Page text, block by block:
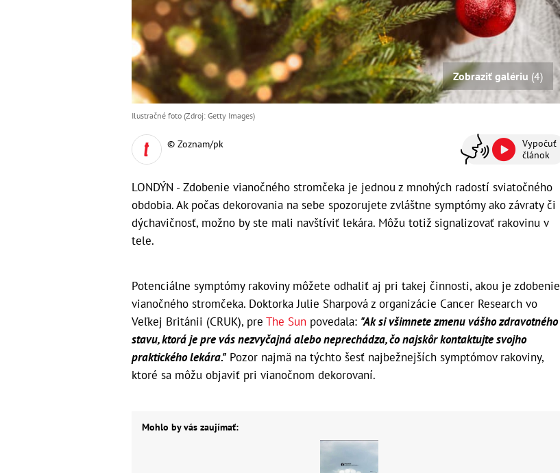
Zobraziť galériu (4)
Ilustračné foto (Zdroj: Getty Images)
© Zoznam/pk
Vypočuť
článok
LONDÝN - Zdobenie vianočného stromčeka je jednou z mnohých radostí sviatočného
obdobia. Ak počas dekorovania na sebe spozorujete zvláštne symptómy ako závraty či
dýchavičnosť, možno by ste mali navštíviť lekára. Môžu totiž signalizovať rakovinu v
tele.
Potenciálne symptómy rakoviny môžete odhaliť aj pri takej činnosti, akou je zdobenie
vianočného stromčeka. Doktorka Julie Sharpová z organizácie Cancer Research vo
Veľkej Británii (CRUK), pre The Sun povedala: "Ak si všimnete zmenu vášho zdravotného
stavu, ktorá je pre vás nezvyčajná alebo neprechádza, čo najskôr kontaktujte svojho
praktického lekára." Pozor najmä na týchto šesť najbežnejších symptómov rakoviny,
ktoré sa môžu objaviť pri vianočnom dekorovaní.
Mohlo by vás zaujímať: